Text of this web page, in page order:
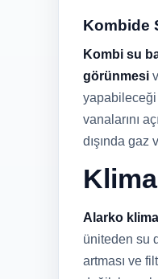
Kombide
Kombi su
görünmesi
yapabileceği
vanalarını
dışında
Alarko
üniteden su
artması ve